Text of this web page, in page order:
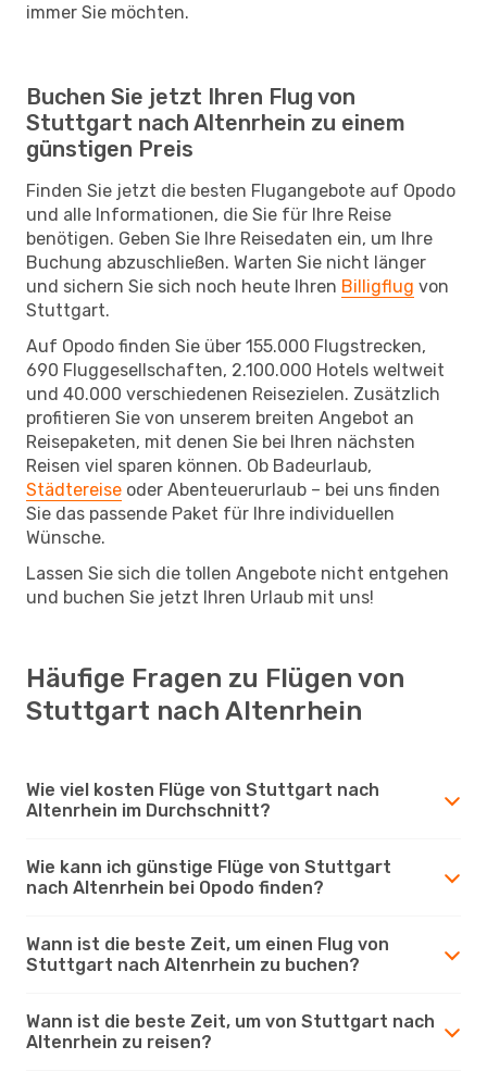
immer Sie möchten.
Buchen Sie jetzt Ihren Flug von
Stuttgart nach Altenrhein zu einem
günstigen Preis
Finden Sie jetzt die besten Flugangebote auf Opodo
und alle Informationen, die Sie für Ihre Reise
benötigen. Geben Sie Ihre Reisedaten ein, um Ihre
Buchung abzuschließen. Warten Sie nicht länger
und sichern Sie sich noch heute Ihren Billigflug von
Stuttgart.
Auf Opodo finden Sie über 155.000 Flugstrecken,
690 Fluggesellschaften, 2.100.000 Hotels weltweit
und 40.000 verschiedenen Reisezielen. Zusätzlich
profitieren Sie von unserem breiten Angebot an
Reisepaketen, mit denen Sie bei Ihren nächsten
Reisen viel sparen können. Ob Badeurlaub,
Städtereise oder Abenteuerurlaub – bei uns finden
Sie das passende Paket für Ihre individuellen
Wünsche.
Lassen Sie sich die tollen Angebote nicht entgehen
und buchen Sie jetzt Ihren Urlaub mit uns!
Häufige Fragen zu Flügen von
Stuttgart nach Altenrhein
Wie viel kosten Flüge von Stuttgart nach
Altenrhein im Durchschnitt?
Wie kann ich günstige Flüge von Stuttgart
nach Altenrhein bei Opodo finden?
Wann ist die beste Zeit, um einen Flug von
Stuttgart nach Altenrhein zu buchen?
Wann ist die beste Zeit, um von Stuttgart nach
Altenrhein zu reisen?